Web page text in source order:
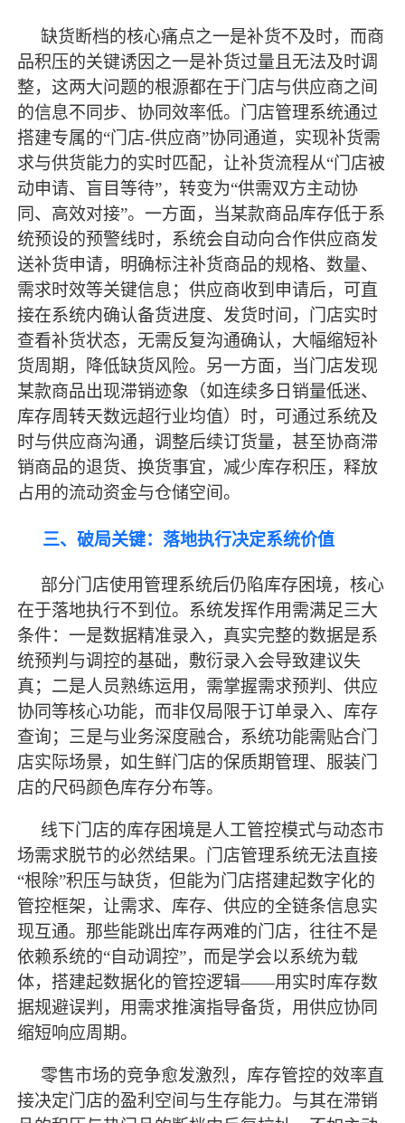
缺货断档的核心痛点之一是补货不及时，而商
品积压的关键诱因之一是补货过量且无法及时调
整，这两大问题的根源都在于门店与供应商之间
的信息不同步、协同效率低。门店管理系统通过
搭建专属的“门店-供应商”协同通道，实现补货需
求与供货能力的实时匹配，让补货流程从“门店被
动申请、盲目等待”，转变为“供需双方主动协
同、高效对接”。一方面，当某款商品库存低于系
统预设的预警线时，系统会自动向合作供应商发
送补货申请，明确标注补货商品的规格、数量、
需求时效等关键信息；供应商收到申请后，可直
接在系统内确认备货进度、发货时间，门店实时
查看补货状态，无需反复沟通确认，大幅缩短补
货周期，降低缺货风险。另一方面，当门店发现
某款商品出现滞销迹象（如连续多日销量低迷、
库存周转天数远超行业均值）时，可通过系统及
时与供应商沟通，调整后续订货量，甚至协商滞
销商品的退货、换货事宜，减少库存积压，释放
占用的流动资金与仓储空间。
三、破局关键：落地执行决定系统价值
部分门店使用管理系统后仍陷库存困境，核心
在于落地执行不到位。系统发挥作用需满足三大
条件：一是数据精准录入，真实完整的数据是系
统预判与调控的基础，敷衍录入会导致建议失
真；二是人员熟练运用，需掌握需求预判、供应
协同等核心功能，而非仅局限于订单录入、库存
查询；三是与业务深度融合，系统功能需贴合门
店实际场景，如生鲜门店的保质期管理、服装门
店的尺码颜色库存分布等。
线下门店的库存困境是人工管控模式与动态市
场需求脱节的必然结果。门店管理系统无法直接
“根除”积压与缺货，但能为门店搭建起数字化的
管控框架，让需求、库存、供应的全链条信息实
现互通。那些能跳出库存两难的门店，往往不是
依赖系统的“自动调控”，而是学会以系统为载
体，搭建起数据化的管控逻辑——用实时库存数
据规避误判，用需求推演指导备货，用供应协同
缩短响应周期。
零售市场的竞争愈发激烈，库存管控的效率直
接决定门店的盈利空间与生存能力。与其在滞销